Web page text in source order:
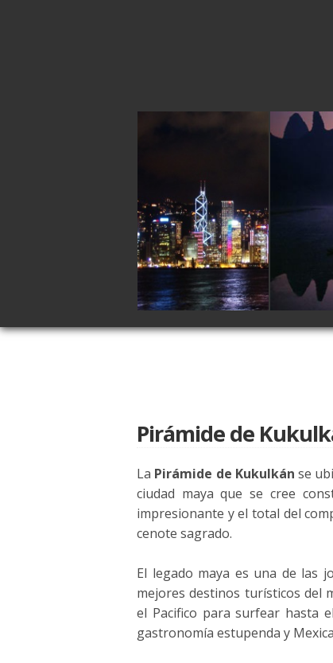
Pirámide de
La Pirámide de Kukulkánse
ciudad maya que se cree
impresionante y el total del
cenote sagrado.
El legado maya es una de las
mejores destinos turísticos del
el Pacifico para surfear hasta
gastronomía estupenda y